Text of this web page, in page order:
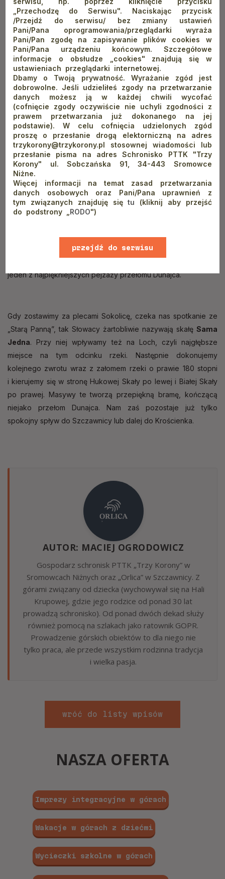
przyjrzymy, w lewym cyplu możemy dojrzeć odcisk kierpca
zbójnickiego buta.
Potem nasze tratwy, razem z nurtem ostro skręcają w lewo,
omijając Klejową Górę. Kolejny nawrót i przed dziobem
widzimy wysokie ściany Facimiechu. Jeśli dobrze się
przyjrzymy i trochę wytężymy wyobraźnię, na zboczach
ujrzymy wizerunek orła i mniszki. Po kolejnym zakręcie, tym
razem w prawo, wpływamy w tak zwaneLeniwe Ploso, gdzie
Dunajec nieco zwalnia tępa.Tutaj też naszym oczom
ukazuje się Czerwona Skała.
Po kilku minutach docieramy do miejsca, gdzie do Dunajca
wpada Pieniński Potok. Gdy spojrzymy zaś w górę zobaczymy
Skałę, Głowę Cukru oraz jeden z najpiękniejszych
i najwyższych szczytów Pienin, Sokolicę,
jeden z najpiękniejszych pejzaży przełomu Dunajca.
Gdy zostawimy za plecami Sokolicę, czeka nas spotkanie ze
„Starą Panną”, tak Słowacy żartobliwie nazywają skałę Sama
Jedna. Przy niej wpływamy też na Loch, czyli najgłębsze
miejsce na tym odcinku rzeki. Następnie dokonujemy
kolejnego zwrotu wraz z załomem rzeki o prawie 180 stopni
i kierujemy się w stronę Hukowej Skały po lewej i Białej Skały
po prawej. Masywy te tworzą przepiękną bramę, kończącą
niejako przełom Dunajca. Nam zaś pozostaje już tylko
spokojny spływ do Szczawnicy lub dalej do Krościenka.
AUTOR: MACIEJ OGRODOWICZ
Gospodarz schronisk PTTK „Trzy Korony” w
Sromowcach Niżnych oraz „Orlica” w Szczawnicy. Z
górami związany od dziecka (wychowywał się na Hali
Krupowej, gdzie jego rodzice od ponad 30 lat
prowadzą schronisko). Od ponad dwóch dekad służy
również pomocą na szlakach jako ratownik GOPR.
Prowadzenie górskich obiektów to dla niego nie
tylko praca, ale przede wszystkim rodzinna tradycja
i wielka pasja.
wróć do listy wpisów
NASZA OFERTA
Imprezy integracyjne w górach
Wakacje w górach z dziećmi
Wycieczki szkolne w górach
„Przechodzę do Serwisu". Naciskając przycisk
/Przejdź do serwisu/ bez zmiany ustawień
Pani/Pana oprogramowania/przeglądarki wyraża
Pani/Pan zgodę na zapisywanie plików cookies w
Pani/Pana urządzeniu końcowym. Szczegółowe
informacje o obsłudze „cookies" znajdują się w
ustawieniach przeglądarki internetowej.
Dbamy o Twoją prywatność. Wyrażanie zgód jest
dobrowolne. Jeśli udzieliłeś zgody na przetwarzanie
danych możesz ją w każdej chwili wycofać
(cofnięcie zgody oczywiście nie uchyli zgodności z
prawem przetwarzania już dokonanego na jej
podstawie). W celu cofnięcia udzielonych zgód
proszę o przesłanie drogą elektorniczną na adres
trzykorony@trzykorony.pl stosownej wiadomości lub
przesłanie pisma na adres Schronisko PTTK "Trzy
Korony" ul. Sobczańska 91, 34-443 Sromowce
Niżne.
Więcej informacji na temat zasad przetwarzania
danych osobowych oraz Pani/Pana uprawnień z
tym związanych znajduję siętu (kliknij aby przejść
do podstrony „ RODO")
przejdź do serwisu